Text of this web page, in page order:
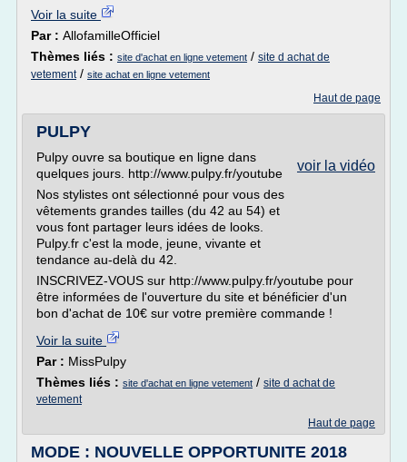
Voir la suite
Par : AllofamilleOfficiel
Thèmes liés : site d'achat en ligne vetement / site d achat de
vetement/ site achat en ligne vetement
Haut de page
PULPY
voir la vidéo
Pulpy ouvre sa boutique en ligne dans
quelques jours. http://www.pulpy.fr/youtube
Nos stylistes ont sélectionné pour vous des
vêtements grandes tailles (du 42 au 54) et
vous font partager leurs idées de looks.
Pulpy.fr c'est la mode, jeune, vivante et
tendance au-delà du 42.
INSCRIVEZ-VOUS sur http://www.pulpy.fr/youtube pour
être informées de l'ouverture du site et bénéficier d'un
bon d'achat de 10€ sur votre première commande !
Voir la suite
Par : MissPulpy
Thèmes liés : site d'achat en ligne vetement / site d achat de
vetement
Haut de page
MODE : NOUVELLE OPPORTUNITE 2018